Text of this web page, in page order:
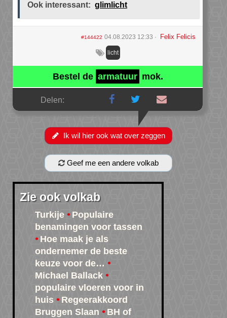
Ook interessant: glimlicht
#144422 04.08.2023 12:33 Felix Felicis
licht
Bestel de armatuur mok.
Delen:
Ik wil hier ook wat over zeggen
Geef me een andere volkab
Zie ook volkab
Turkije
Populaire
benamingen voor tassen
Hoe maak je als
ondernemer de beste
keuze voor de…
Michael Ballack
populaire vloeren voor in
huis
Regeerakkoord
Bruggen Slaan
BH of